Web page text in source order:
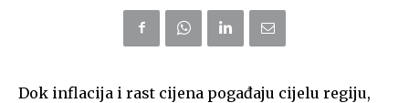
Dok inflacija i rast cijena pogađaju cijelu regiju,